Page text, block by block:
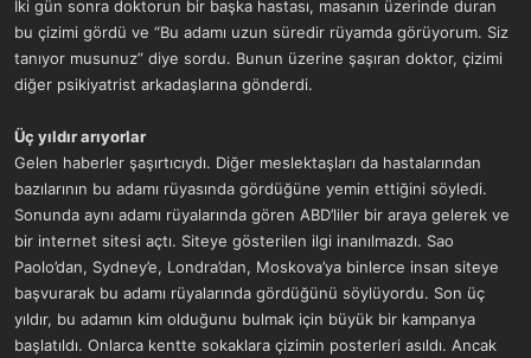
İki gün sonra doktorun bir başka hastası, masanın üzerinde duran
bu çizimi gördü ve “Bu adamı uzun süredir rüyamda görüyorum. Siz
tanıyor musunuz” diye sordu. Bunun üzerine şaşıran doktor, çizimi
diğer psikiyatrist arkadaşlarına gönderdi.
Üç yıldır arıyorlar
Gelen haberler şaşırtıcıydı. Diğer meslektaşları da hastalarından
bazılarının bu adamı rüyasında gördüğüne yemin ettiğini söyledi.
Sonunda aynı adamı rüyalarında gören ABD’liler bir araya gelerek ve
bir internet sitesi açtı. Siteye gösterilen ilgi inanılmazdı. Sao
Paolo’dan, Sydney’e, Londra’dan, Moskova’ya binlerce insan siteye
başvurarak bu adamı rüyalarında gördüğünü söylüyordu. Son üç
yıldır, bu adamın kim olduğunu bulmak için büyük bir kampanya
başlatıldı. Onlarca kentte sokaklara çizimin posterleri asıldı. Ancak